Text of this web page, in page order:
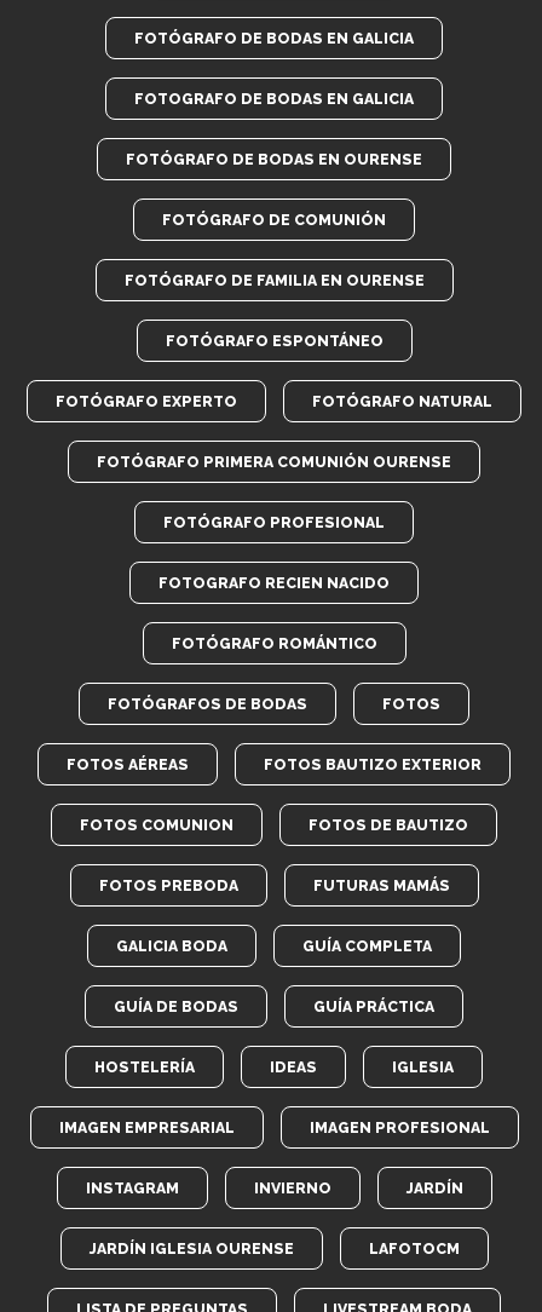
FOTÓGRAFO DE BODAS EN GALICIA
FOTOGRAFO DE BODAS EN GALICIA
FOTÓGRAFO DE BODAS EN OURENSE
FOTÓGRAFO DE COMUNIÓN
FOTÓGRAFO DE FAMILIA EN OURENSE
FOTÓGRAFO ESPONTÁNEO
FOTÓGRAFO EXPERTO FOTÓGRAFO NATURAL
FOTÓGRAFO PRIMERA COMUNIÓN OURENSE
FOTÓGRAFO PROFESIONAL
FOTOGRAFO RECIEN NACIDO
FOTÓGRAFO ROMÁNTICO
FOTÓGRAFOS DE BODAS FOTOS
FOTOS AÉREAS FOTOS BAUTIZO EXTERIOR
FOTOS COMUNION FOTOS DE BAUTIZO
FOTOS PREBODA FUTURAS MAMÁS
GALICIA BODA GUÍA COMPLETA
GUÍA DE BODAS GUÍA PRÁCTICA
HOSTELERÍA IDEAS IGLESIA
IMAGEN EMPRESARIAL IMAGEN PROFESIONAL
INSTAGRAM INVIERNO JARDÍN
JARDÍN IGLESIA OURENSE LAFOTOCM